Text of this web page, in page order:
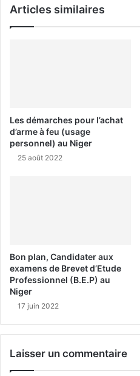
Articles similaires
Les démarches pour l’achat
d’arme à feu (usage
personnel) au Niger
25 août 2022
Bon plan, Candidater aux
examens de Brevet d’Etude
Professionnel (B.E.P) au
Niger
17 juin 2022
Laisser un commentaire